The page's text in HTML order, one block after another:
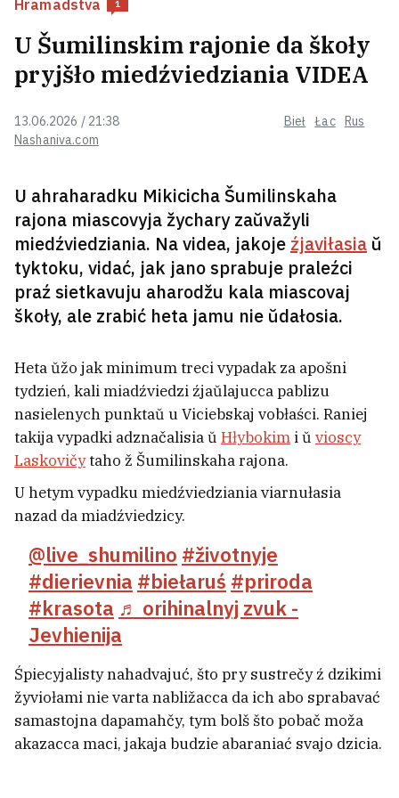
Hramadstva 1
Nashaniva.com
13.06.2026 / 21:38 Bieł Łac Rus
U Šumilinskim rajonie da škoły
pryjšło miedźviedziania VIDEA
U ahraharadku Mikicicha Šumilinskaha
rajona miascovyja žychary zaŭvažyli
miedźviedziania. Na videa, jakoje źjaviłasia ŭ
tyktoku, vidać, jak jano sprabuje praleźci
praź sietkavuju aharodžu kala miascovaj
škoły, ale zrabić heta jamu nie ŭdałosia.
Heta ŭžo jak minimum treci vypadak za apošni
tydzień, kali miadźviedzi źjaŭlajucca pablizu
nasielenych punktaŭ u Viciebskaj vobłaści. Raniej
takija vypadki adznačalisia ŭ Hłybokim i ŭ vioscy
Laskovičytaho ž Šumilinskaha rajona.
U hetym vypadku miedźviedziania viarnułasia
nazad da miadźviedzicy.
@live_shumilino #životnyje
#dierievnia #biełaruś #priroda
#krasota ♬ orihinalnyj zvuk -
Jevhienija
Śpiecyjalisty nahadvajuć, što pry sustrečy ź dzikimi
žyviołami nie varta nabližacca da ich abo sprabavać
samastojna dapamahčy, tym bolš što pobač moža
akazacca maci, jakaja budzie abaraniać svajo dzicia.
Piać achoŭnikaŭ prykryvali
Łukašenku, pakul jon
prajektam viartajecca ŭ palityku
Biełaruskamu aktyvistu, jaki žyvie
va Ukrainie, zabaranili ŭjezd u
Polšču na 10 hadoŭ
13
Zołatava: U vieraśni 2020 hoda ja
dumała, što heta budzie ciahnucca
maksimum hod
3
Štorm narabiŭ biady ŭ Vilejskim i
Maładziečanskim rajonach